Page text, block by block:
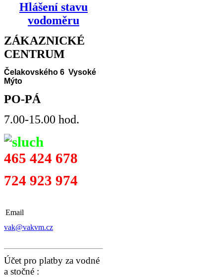
Hlášení stavu
vodoměru
ZÁKAZNICKÉ
CENTRUM
Čelakovského 6 Vysoké
Mýto
PO-PÁ
7.00-15.00 hod.
465 424 678
724 923 974
Email
vak@vakvm.cz
Účet pro platby za vodné
a stočné :